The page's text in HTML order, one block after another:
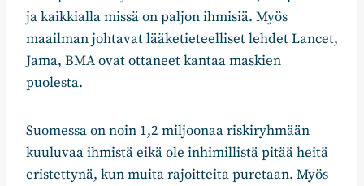
ja kaikkialla missä on paljon ihmisiä. Myös
maailman johtavat lääketieteelliset lehdet Lancet,
Jama, BMA ovat ottaneet kantaa maskien
puolesta.
Suomessa on noin 1,2 miljoonaa riskiryhmään
kuuluvaa ihmistä eikä ole inhimillistä pitää heitä
eristettynä, kun muita rajoitteita puretaan. Myös